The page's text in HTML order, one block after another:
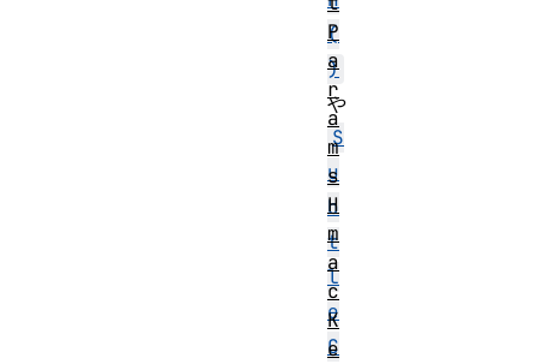
(
)
や
S
u
b
t
l
e
C
P
a
r
a
m
s
H
m
a
c
K
e